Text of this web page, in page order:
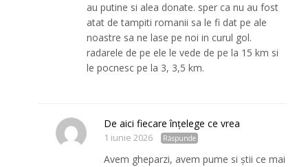
au putine si alea donate. sper ca nu au fost
atat de tampiti romanii sa le fi dat pe ale
noastre sa ne lase pe noi in curul gol.
radarele de pe ele le vede de pe la 15 km si
le pocnesc pe la 3, 3,5 km.
De aici fiecare înțelege ce vrea
1 iunie 2026 Răspunde
Avem gheparzi, avem pume si știi ce mai